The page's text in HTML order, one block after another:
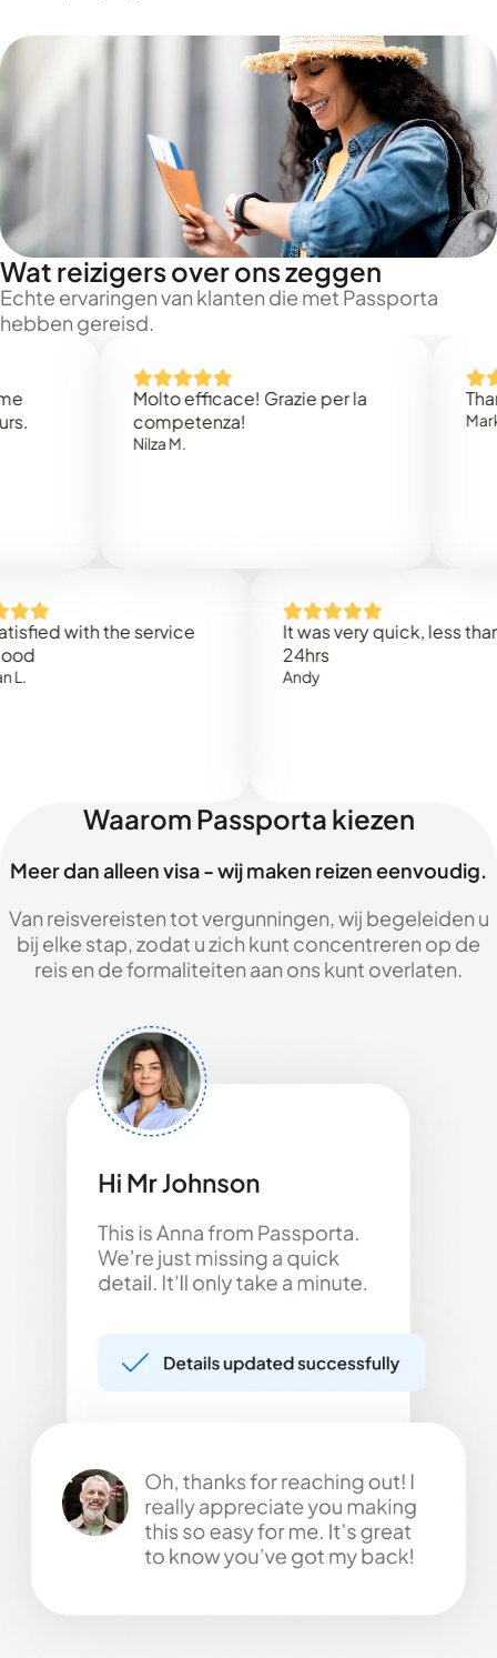
Wat reizigers over ons zeggen
Echte ervaringen van klanten die met Passporta
hebben gereisd.
Molto efficace! Grazie per la
competenza!
Thank
Mark N.
with the service
It was very quick, less than
Waarom Passporta kiezen
Meer dan alleen visa - wij maken reizen eenvoudig.
Van reisvereisten tot vergunningen, wij begeleiden u
bij elke stap, zodat u zich kunt concentreren op de
reis en de formaliteiten aan ons kunt overlaten.